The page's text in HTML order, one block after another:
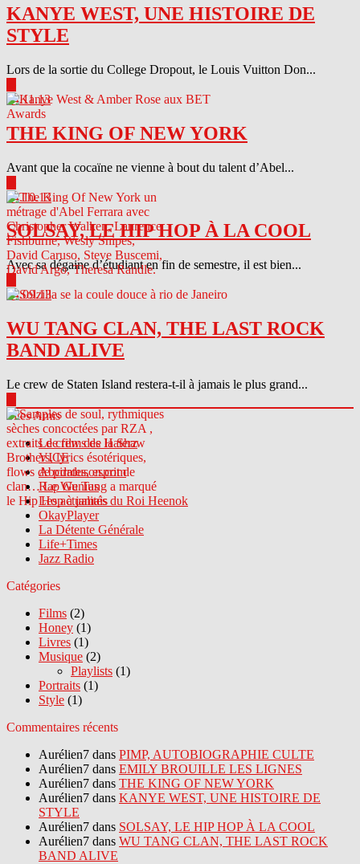
KANYE WEST, UNE HISTOIRE DE
STYLE
Lors de la sortie du College Dropout, le Louis Vuitton Don...
04.11.13
THE KING OF NEW YORK
Avant que la cocaïne ne vienne à bout du talent d’Abel...
04.10.13
SOLSAY, LE HIP HOP À LA COOL
Avec sa dégaine d’étudiant en fin de semestre, il est bien...
04.09.13
WU TANG CLAN, THE LAST ROCK
BAND ALIVE
Le crew de Staten Island restera-t-il à jamais le plus grand...
Sites Amis
Le crew des Haterz
VICE
Abcdrduson.com
Rap Genius
Les actualités du Roi Heenok
OkayPlayer
La Détente Générale
Life+Times
Jazz Radio
Catégories
Films (2)
Honey (1)
Livres (1)
Musique (2)
Playlists (1)
Portraits (1)
Style (1)
Commentaires récents
Aurélien7 dans PIMP, AUTOBIOGRAPHIE CULTE
Aurélien7 dans EMILY BROUILLE LES LIGNES
Aurélien7 dans THE KING OF NEW YORK
Aurélien7 dans KANYE WEST, UNE HISTOIRE DE
STYLE
Aurélien7 dans SOLSAY, LE HIP HOP À LA COOL
Aurélien7 dans WU TANG CLAN, THE LAST ROCK
BAND ALIVE